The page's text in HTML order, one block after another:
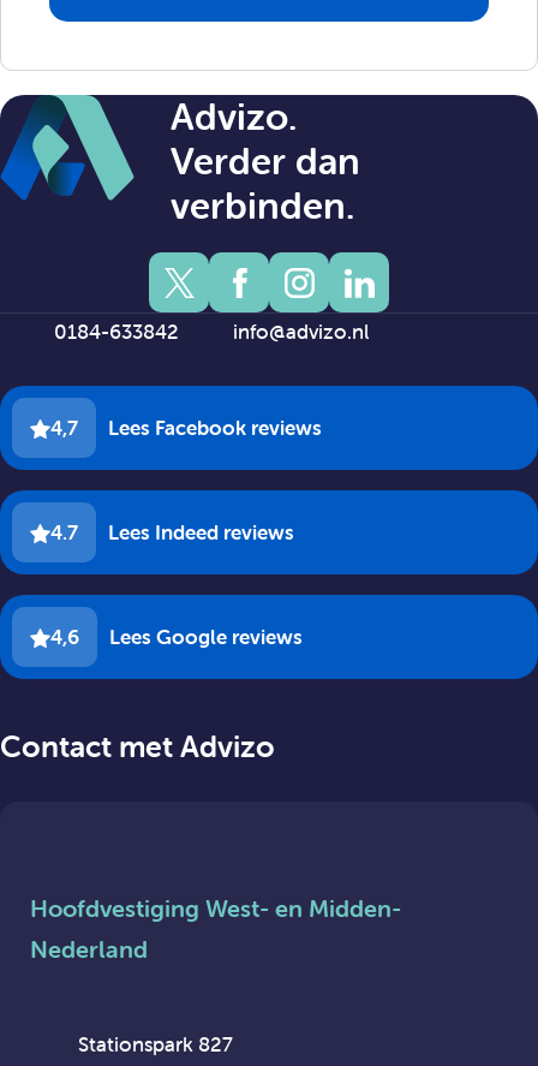
Advizo.
Verder dan
verbinden.
0184-633842 info@advizo.nl
4,7 Lees Facebook reviews
4.7 Lees Indeed reviews
4,6 Lees Google reviews
Contact met Advizo
Hoofdvestiging West- en Midden-
Nederland
Stationspark 827